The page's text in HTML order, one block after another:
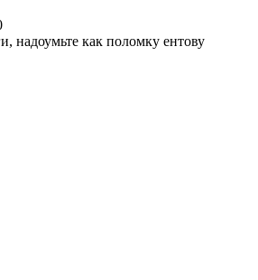
надоумьте как поломку ентову